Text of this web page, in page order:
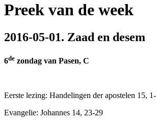
Preek van de week
2016-05-01. Zaad en desem
6de zondag van Pasen, C
Eerste lezing: Handelingen der apostelen 15,
Evangelie: Johannes 14, 23-29